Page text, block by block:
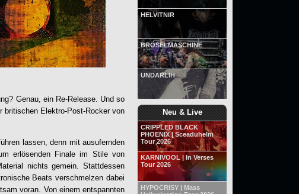
HELVITNIR
BRÖSELMASCHINE
UNDARLIH
Neu & Live
CRIPPLED BLACK
PHOENIX | Sceaduhelm
Tour 2026
KARNIVOOL | In Verses
Tour 2026
HYPOCRISY | Mass
Genau, ein Re-Release. Und so
britischen Elektro-Post-Rocker von
lassen, denn mit ausufernden
erlösenden Finale im Stile von
nichts gemein. Stattdessen
Beats verschmelzen dabei
voran. Von einem entspannten